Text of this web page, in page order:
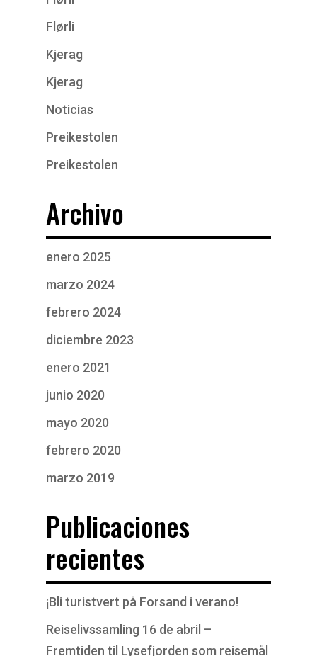
Flørli
Kjerag
Kjerag
Noticias
Preikestolen
Preikestolen
Archivo
enero 2025
marzo 2024
febrero 2024
diciembre 2023
enero 2021
junio 2020
mayo 2020
febrero 2020
marzo 2019
Publicaciones
recientes
¡Bli turistvert på Forsand i verano!
Reiselivssamling 16 de abril –
Fremtiden til Lysefjorden som reisemål